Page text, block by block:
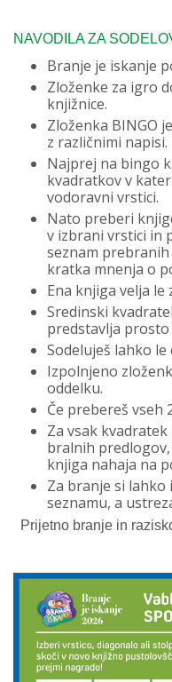
NAVODILA ZA
Branje je iskanje
Zloženke za igro
knjižnice.
Zloženka BINGO
z različnimi napisi.
Najprej na bingo
kvadratkov v
vodoravni vrstici.
Nato preberi
v izbrani vrstici in
seznam
kratka mnenja o
Ena knjiga velja le
Sredinski
predstavlja
Sodeluješ lahko le
Izpolnjeno
oddelku.
Če prebereš vseh
Za vsak
bralnih
knjiga nahaja na
Za branje si
seznamu, a
Prijetno branje in